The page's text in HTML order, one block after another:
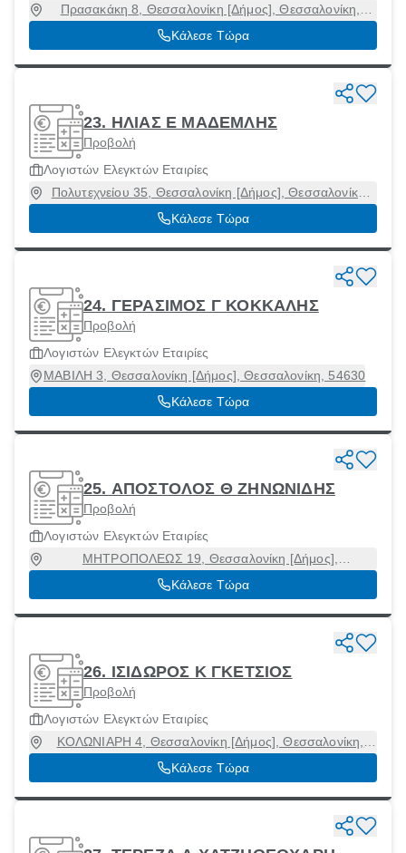
Πρασακάκη 8, Θεσσαλονίκη [Δήμος], Θεσσαλονίκη,
54622
Κάλεσε Τώρα
23. ΗΛΙΑΣ Ε ΜΑΔΕΜΛΗΣ
Προβολή
Λογιστών Ελεγκτών Εταιρίες
Πολυτεχνείου 35, Θεσσαλονίκη [Δήμος], Θεσσαλονίκη,
54626
Κάλεσε Τώρα
24. ΓΕΡΑΣΙΜΟΣ Γ ΚΟΚΚΑΛΗΣ
Προβολή
Λογιστών Ελεγκτών Εταιρίες
ΜΑΒΙΛΗ 3, Θεσσαλονίκη [Δήμος], Θεσσαλονίκη, 54630
Κάλεσε Τώρα
25. ΑΠΟΣΤΟΛΟΣ Θ ΖΗΝΩΝΙΔΗΣ
Προβολή
Λογιστών Ελεγκτών Εταιρίες
ΜΗΤΡΟΠΟΛΕΩΣ 19, Θεσσαλονίκη [Δήμος],
Θεσσαλονίκη, 54624
Κάλεσε Τώρα
26. ΙΣΙΔΩΡΟΣ Κ ΓΚΕΤΣΙΟΣ
Προβολή
Λογιστών Ελεγκτών Εταιρίες
ΚΟΛΩΝΙΑΡΗ 4, Θεσσαλονίκη [Δήμος], Θεσσαλονίκη,
54631
Κάλεσε Τώρα